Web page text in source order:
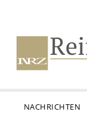
NACHRICHTEN